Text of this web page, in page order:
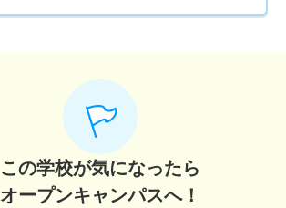
この学校が気になったら
オープンキャンパスへ！